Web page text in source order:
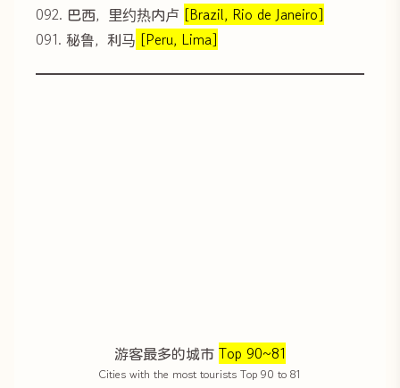
092. 巴西，里约热内卢 [Brazil, Rio de Janeiro]
091. 秘鲁，利马 [Peru, Lima]
游客最多的城市 Top 90~81
Cities with the most tourists Top 90 to 81